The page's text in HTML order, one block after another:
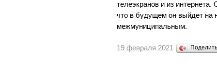
телеэкранов и из интернета.
что в будущем он выйдет на
межмуниципальным.
19 февраля 2021